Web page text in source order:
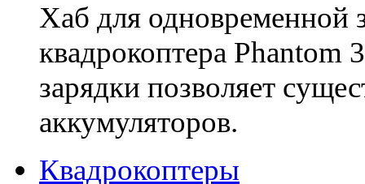
Хаб для одновременной
квадрокоптера Phantom
зарядки позволяет
аккумуляторов.
Квадрокоптеры